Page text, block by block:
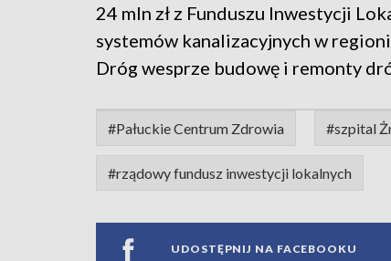
24 mln zł z Funduszu Inwestycji
systemów kanalizacyjnych w
Dróg wesprze budowę i remonty
#Pałuckie Centrum Zdrowia #szpital
#rządowy fundusz inwestycji lokalnych
UDOSTĘPNIJ NA FACEBOOKU